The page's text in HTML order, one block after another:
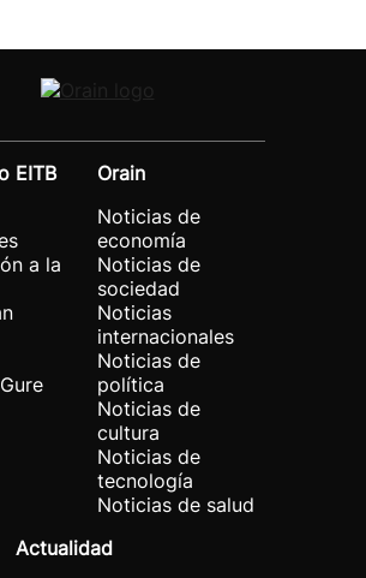
EITB
a la
Orain
Noticias de
economía
Noticias de
sociedad
Noticias
internacionales
Noticias de
política
Noticias de
cultura
Noticias de
tecnología
Noticias de salud
Actualidad